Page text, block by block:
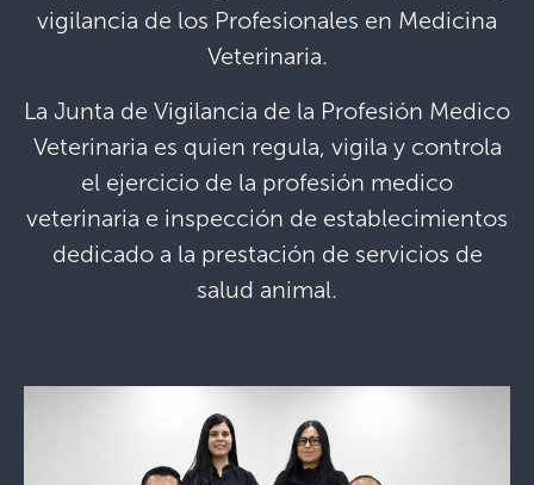
vigilancia de los Profesionales en Medicina
Veterinaria.
La Junta de Vigilancia de la Profesión Medico
Veterinaria es quien regula, vigila y controla
el ejercicio de la profesión medico
veterinaria e inspección de establecimientos
dedicado a la prestación de servicios de
salud animal.